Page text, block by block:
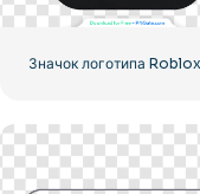
Значок логотипа Roblox